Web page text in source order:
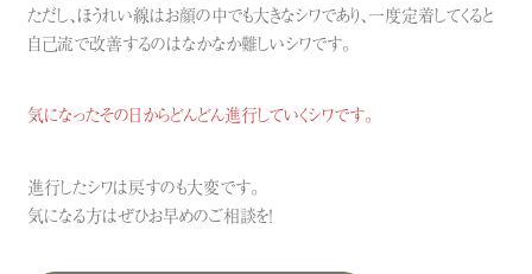
ただし、ほうれい線はお顔の中でも大きなシワであり、一度定着してくると
自己流で改善するのはなかなか難しいシワです。
気になったその日からどんどん進行していくシワです。
進行したシワは戻すのも大変です。
気になる方はぜひお早めのご相談を！